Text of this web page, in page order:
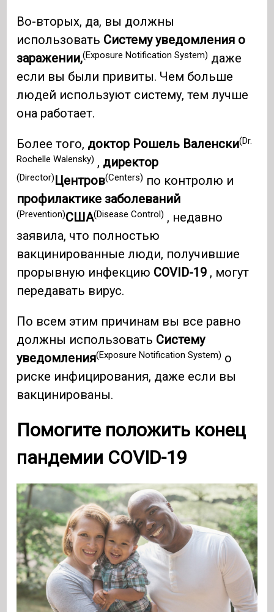
Во-вторых, да, вы должны
использовать Систему уведомления о
заражении,(Exposure Notification System) даже
если вы были привиты. Чем больше
людей используют систему, тем лучше
она работает.
Более того, доктор Рошель Валенски(Dr.
Rochelle Walensky) , директор
(Director)Центров(Centers) по контролю и
профилактике заболеваний
(Prevention)США(Disease Control) , недавно
заявила, что полностью
вакцинированные люди, получившие
прорывную инфекцию COVID-19 , могут
передавать вирус.
По всем этим причинам вы все равно
должны использовать Систему
уведомления(Exposure Notification System) о
риске инфицирования, даже если вы
вакцинированы.
Помогите положить конец
пандемии COVID-19